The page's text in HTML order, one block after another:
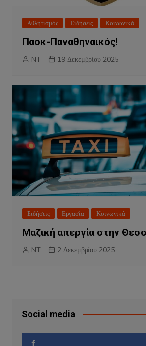
Αθλητισμός Ειδήσεις Κοινωνικά
Παοκ-Παναθηναικός!
NT 19 Δεκεμβρίου 2025
Ειδήσεις Εργασία Κοινωνικά
Μαζική απεργία στην
NT 2 Δεκεμβρίου 2025
Social media